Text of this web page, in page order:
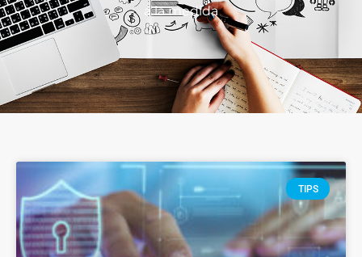
a la medida
TIPS